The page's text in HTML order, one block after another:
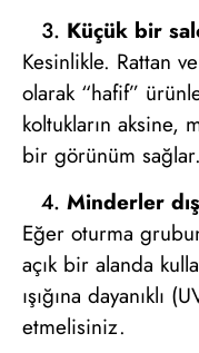
Küçük bir
Kesinlikle. Rattan
olarak “hafif”
koltukların aksine,
bir görünüm sağlar.
Minderler
Eğer oturma
açık bir alanda
ışığına dayanıklı
etmelisiniz.